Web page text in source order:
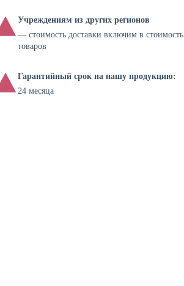
Учреждениям из других регионов
— стоимость доставки включим в стоимость
товаров
Гарантийный срок на нашу продукцию:
24 месяца